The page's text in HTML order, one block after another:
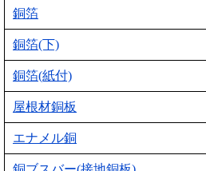
銅箔
銅箔(下)
銅箔(紙付)
屋根材銅板
エナメル銅